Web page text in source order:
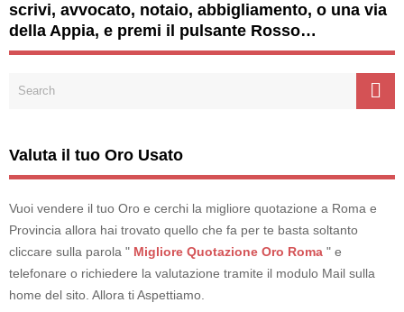
scrivi, avvocato, notaio, abbigliamento, o una via
della Appia, e premi il pulsante Rosso…
Valuta il tuo Oro Usato
Vuoi vendere il tuo Oro e cerchi la migliore quotazione a Roma e
Provincia allora hai trovato quello che fa per te basta soltanto
cliccare sulla parola " Migliore Quotazione Oro Roma " e
telefonare o richiedere la valutazione tramite il modulo Mail sulla
home del sito. Allora ti Aspettiamo.